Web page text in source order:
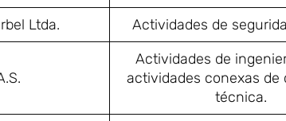
Ltda.
Actividades de
Actividades de
actividades conexas de
técnica.